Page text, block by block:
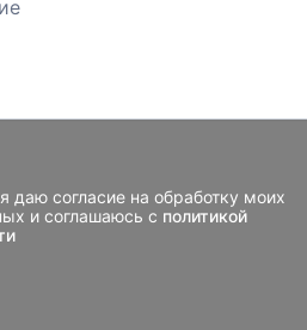
даю согласие на обработку моих
и соглашаюсь с политикой